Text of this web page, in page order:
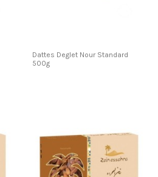
Dattes Deglet Nour Standard
500g